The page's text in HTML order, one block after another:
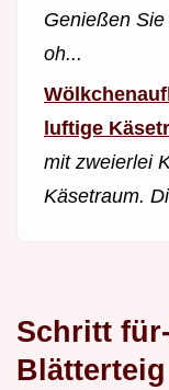
Genießen
oh...
luftige
mit zweierlei
Käsetraum.
Schritt